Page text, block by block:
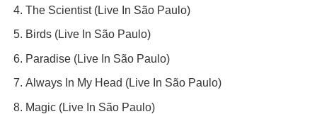
The Scientist (Live In São Paulo)
Birds (Live In São Paulo)
Paradise (Live In São Paulo)
Always In My Head (Live In São Paulo)
Magic (Live In São Paulo)